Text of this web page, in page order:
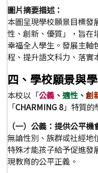
圖片摘要描述：
本圖呈現學校願景目標發
性、創新、優質」，旨在
幸福全人學生。發展主軸
程、提升語文科力、落實
四、學校願景與
本校以「公義 、 適性 、 創
「CHARMING 8」特質的
（一）公義：提供公平
無論性別、族群或社經地
特殊才能孩子給予促進發
現教育的公平正義。